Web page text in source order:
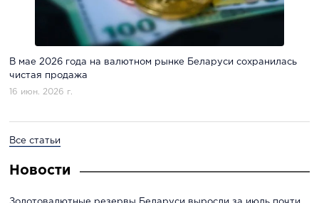
В мае 2026 года на валютном рынке Беларуси сохранилась
чистая продажа
16 июн. 2026 г.
Все статьи
Новости